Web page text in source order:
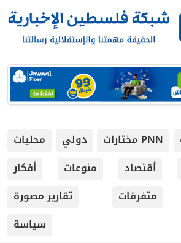
PNN مختارات دولي
محليات
أقتصاد منوعات
أفكار
متفرقات
تقارير مصورة
سياسة